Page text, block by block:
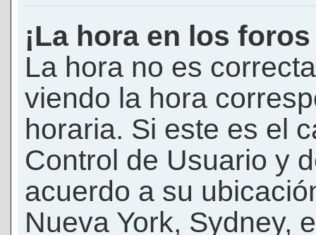
¡La hora en los
La hora no es
viendo la hora
horaria. Si este es el
Control de Usuario y
acuerdo a su
Nueva York, Sydney,